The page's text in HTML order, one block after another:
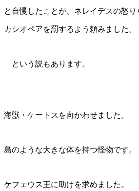
と自慢したことが、ネレイデスの怒り
カシオペアを罰するよう頼みました。
という説もあります。
海獣・ケートスを向かわせました。
島のような大きな体を持つ怪物です。
ケフェウス王に助けを求めました。